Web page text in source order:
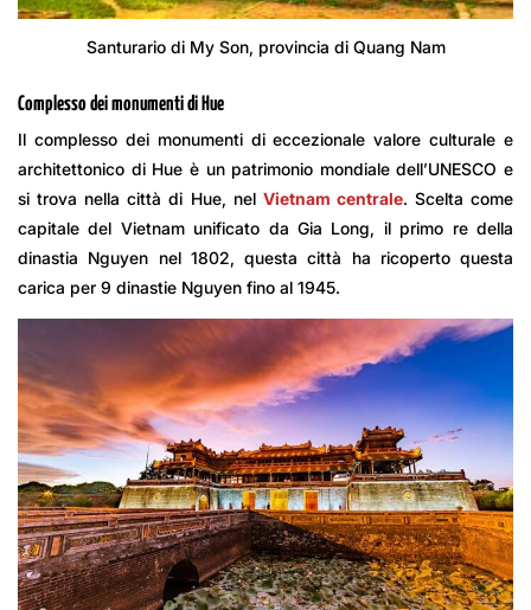
Santurario di My Son, provincia di Quang Nam
Complesso dei monumenti di Hue
Il complesso dei monumenti di eccezionale valore culturale e
architettonico di Hue è un patrimonio mondiale dell’UNESCO e
si trova nella città di Hue, nel Vietnam centrale. Scelta come
capitale del Vietnam unificato da Gia Long, il primo re della
dinastia Nguyen nel 1802, questa città ha ricoperto questa
carica per 9 dinastie Nguyen fino al 1945.